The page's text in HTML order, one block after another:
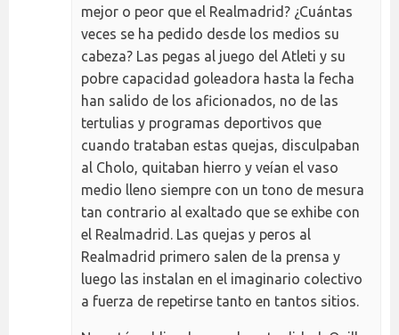
mejor o peor que el Realmadrid? ¿Cuántas
veces se ha pedido desde los medios su
cabeza? Las pegas al juego del Atleti y su
pobre capacidad goleadora hasta la fecha
han salido de los aficionados, no de las
tertulias y programas deportivos que
cuando trataban estas quejas, disculpaban
al Cholo, quitaban hierro y veían el vaso
medio lleno siempre con un tono de mesura
tan contrario al exaltado que se exhibe con
el Realmadrid. Las quejas y peros al
Realmadrid primero salen de la prensa y
luego las instalan en el imaginario colectivo
a fuerza de repetirse tanto en tantos sitios.